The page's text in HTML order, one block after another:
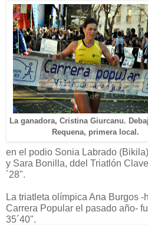
La ganadora, Cristina Giurcanu.
Requena, primera local.
en el podio Sonia Labrado
y Sara Bonilla, ddel Triatlón
´28".
La triatleta olímpica Ana Burgos
Carrera Popular el pasado año-
35´40".